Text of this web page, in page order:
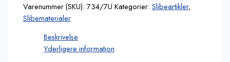
Varenummer (SKU):734/7U Kategorier:Slibeartikler,
Slibematerialer
Beskrivelse
Yderligere information